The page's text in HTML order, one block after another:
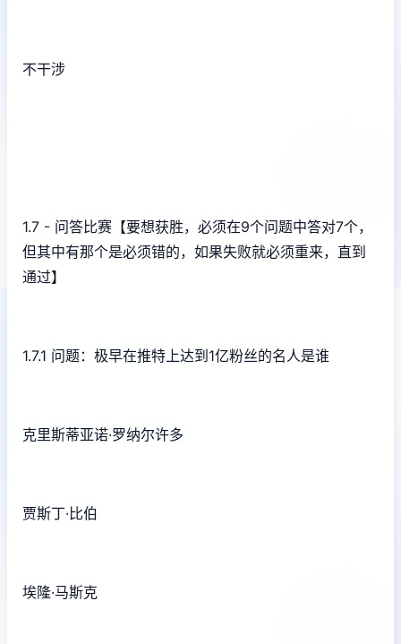
不干涉
1.7 - 问答比赛【要想获胜，必须在9个问题中答对7个，
但其中有那个是必须错的，如果失败就必须重来，直到
通过】
1.7.1 问题：极早在推特上达到1亿粉丝的名人是谁
克里斯蒂亚诺·罗纳尔许多
贾斯丁·比伯
埃隆·马斯克